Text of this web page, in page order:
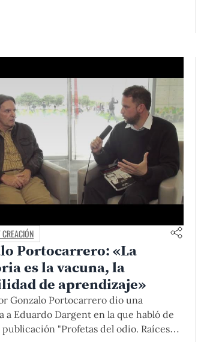
administrativo, Carlos Fosca; y los
de la UPCH asistieron su rectora,
Velarde; el vicerrector académico,
[…]
Portocarrero: «La
es la vacuna, la
de aprendizaje»
Gonzalo Portocarrero dio una
a Eduardo Dargent en la que habló de
"Profetas del odio. Raíces